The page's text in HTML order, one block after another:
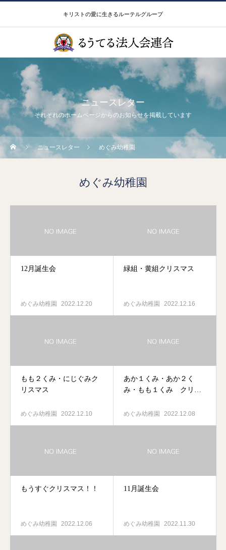
キリストの愛に生きるルーテルグループ
ニュースレター
それぞれのホームページからのお知らせを掲載しています
ニュースレター めぐみ幼稚園
めぐみ幼稚園
12月誕生会
めぐみ幼稚園 2022.12.20
緑組・黄組クリスマス
めぐみ幼稚園 2022.12.16
もも２くみ・にじぐみク
リスマス
めぐみ幼稚園 2022.12.10
あか１くみ・あか２く
み・もも１くみ クリス
めぐみ幼稚園 2022.12.08
もうすぐクリスマス！！
めぐみ幼稚園 2022.12.06
11月誕生会
めぐみ幼稚園 2022.11.30